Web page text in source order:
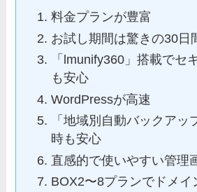
料金プランが豊富
お試し期間は驚きの30日
「lmunify360」搭載でセ
も安心
WordPressが高速
「地域別自動バックアッ
時も安心
直感的で使いやすい管理
BOX2〜8プランでドメイ